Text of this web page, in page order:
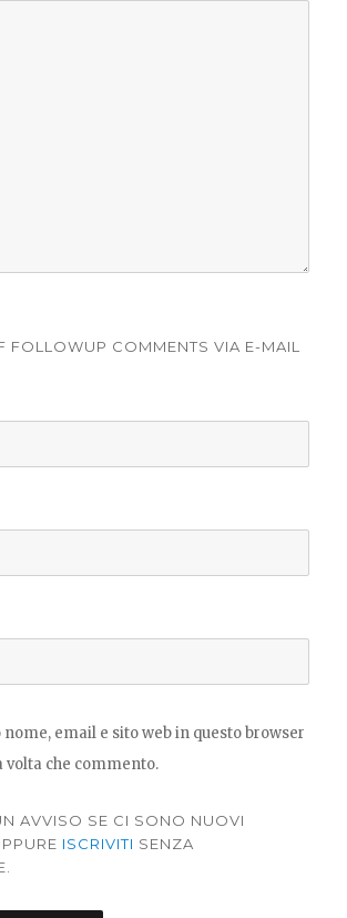
FOLLOWUP COMMENTS VIA E-MAIL
nome, email e sito web in questo browser
volta che commento.
AVVISO SE CI SONO NUOVI
ISCRIVITI SENZA